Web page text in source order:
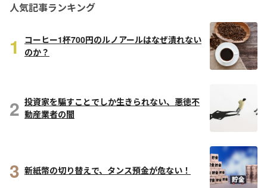
人気記事ランキング
1
コーヒー1杯700円のルノアールはなぜ潰れない
のか？
2 投資家を騙すことでしか生きられない、悪徳不
動産業者の闇
3 新紙幣の切り替えで、タンス預金が危ない！